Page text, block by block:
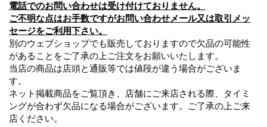
電話でのお問い合わせは受け付けておりません。
ご不明な点はお手数ですがお問い合わせメール又は取引メッ
セージをご利用下さい。
別のウェブショップでも販売しておりますので欠品の可能性
があることをご了承の上ご注文をお願いいたします。
当店の商品は店頭と通販等では値段が違う場合がございま
す。
ネット掲載商品をご覧頂き、店舗にご来店される際、タイミ
ングが合わず欠品になる場合がございます。ご了承の上ご来
店ください。